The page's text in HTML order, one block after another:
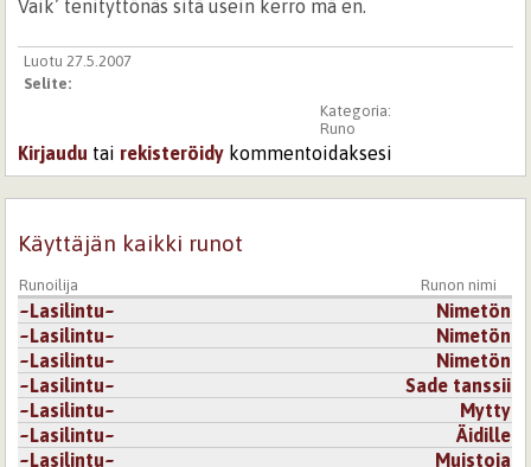
Vaik’ tenityttönäs sitä usein kerro mä en.
Luotu 27.5.2007
Selite:
Kategoria:
Runo
Kirjaudu tai rekisteröidy kommentoidaksesi
Käyttäjän kaikki runot
Runoilija Runon nimi
~Lasilintu~
Nimetön
~Lasilintu~
Nimetön
~Lasilintu~
Nimetön
~Lasilintu~
Sade tanssii
~Lasilintu~
Mytty
~Lasilintu~
Äidille
~Lasilintu~
Muistoja